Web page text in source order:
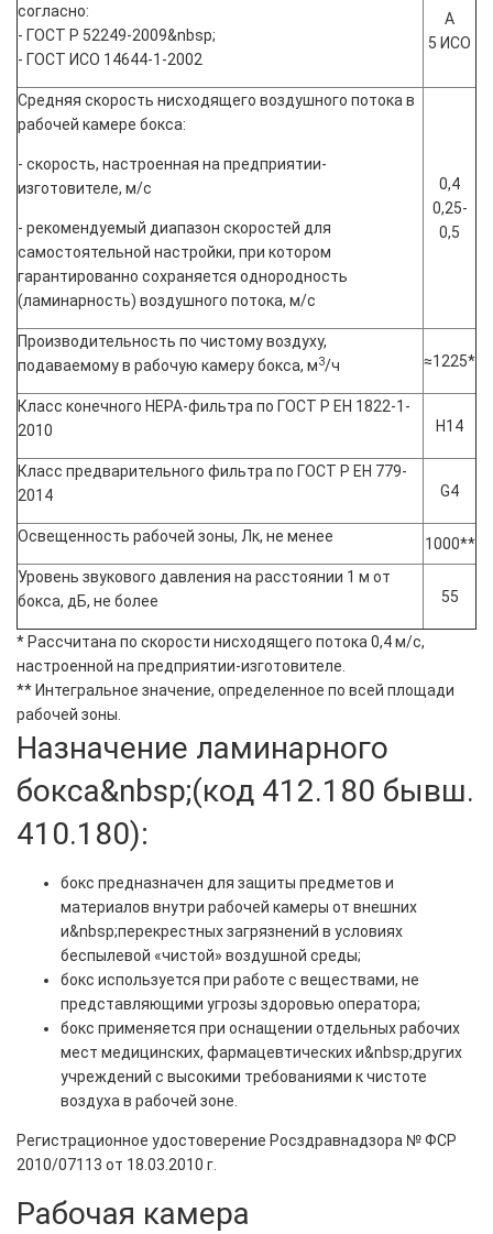
согласно:
- ГОСТ Р 52249-2009&nbsp;
- ГОСТ ИСО 14644-1-2002
A
5 ИСО
Средняя скорость нисходящего воздушного потока в
рабочей камере бокса:
- скорость, настроенная на предприятии-
изготовителе, м/с
- рекомендуемый диапазон скоростей для
самостоятельной настройки, при котором
гарантированно сохраняется однородность
(ламинарность) воздушного потока, м/с
0,4
0,25-
0,5
Производительность по чистому воздуху,
подаваемому в рабочую камеру бокса, м3/ч ≈1225*
Класс конечного HEPA-фильтра по ГОСТ Р ЕН 1822-1-
2010
H14
Класс предварительного фильтра по ГОСТ Р ЕН 779-
2014
G4
Освещенность рабочей зоны, Лк, не менее
1000**
Уровень звукового давления на расстоянии 1 м от
бокса, дБ, не более
55
* Рассчитана по скорости нисходящего потока 0,4 м/с,
настроенной на предприятии-изготовителе.
** Интегральное значение, определенное по всей площади
рабочей зоны.
Назначение ламинарного
бокса&nbsp;(код 412.180 бывш.
410.180):
бокс предназначен для защиты предметов и
материалов внутри рабочей камеры от внешних
и&nbsp;перекрестных загрязнений в условиях
беспылевой «чистой» воздушной среды;
бокс используется при работе с веществами, не
представляющими угрозы здоровью оператора;
бокс применяется при оснащении отдельных рабочих
мест медицинских, фармацевтических и&nbsp;других
учреждений с высокими требованиями к чистоте
воздуха в рабочей зоне.
Регистрационное удостоверение Росздравнадзора № ФСР
2010/07113 от 18.03.2010 г.
Рабочая камера